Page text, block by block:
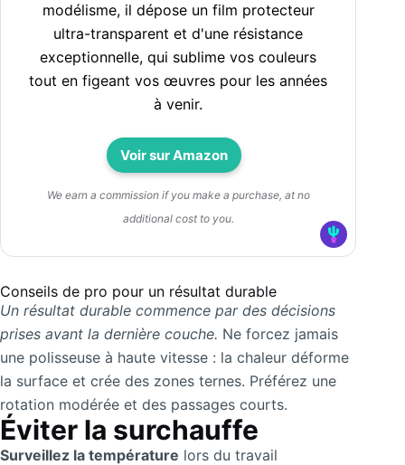
modélisme, il dépose un film protecteur
ultra-transparent et d'une résistance
exceptionnelle, qui sublime vos couleurs
tout en figeant vos œuvres pour les années
à venir.
Voir sur Amazon
We earn a commission if you make a purchase, at no
additional cost to you.
Conseils de pro pour un résultat durable
Un résultat durable commence par des décisions
prises avant la dernière couche. Ne forcez jamais
une polisseuse à haute vitesse : la chaleur déforme
la surface et crée des zones ternes. Préférez une
rotation modérée et des passages courts.
Éviter la surchauffe
Surveillez la température lors du travail